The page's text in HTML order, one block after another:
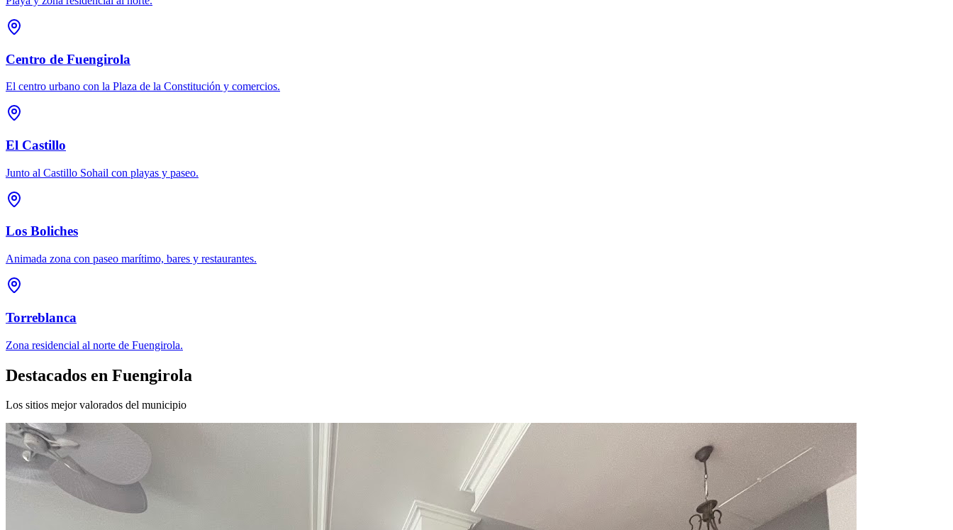
Centro de Fuengirola
El centro urbano con la Plaza de la Constitución y comercios.
El Castillo
Junto al Castillo Sohail con playas y paseo.
Los Boliches
Animada zona con paseo marítimo, bares y restaurantes.
Torreblanca
Zona residencial al norte de Fuengirola.
Destacados en Fuengirola
Los sitios mejor valorados del municipio